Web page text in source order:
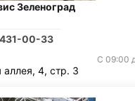
Зеленоград
00-33
С 09:00
аллея, 4, стр. 3